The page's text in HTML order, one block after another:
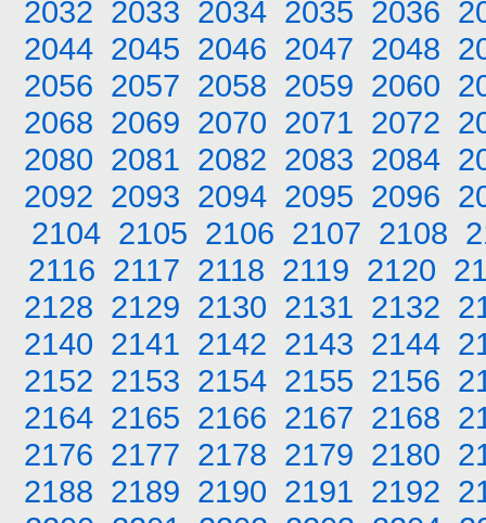
2032 2033 2034 2035 2036
2044 2045 2046 2047 2048
2056 2057 2058 2059 2060
2068 2069 2070 2071 2072
2080 2081 2082 2083 2084
2092 2093 2094 2095 2096
2104 2105 2106 2107 2108
2116 2117 2118 2119 2120
2128 2129 2130 2131 2132
2140 2141 2142 2143 2144
2152 2153 2154 2155 2156
2164 2165 2166 2167 2168
2176 2177 2178 2179 2180
2188 2189 2190 2191 2192